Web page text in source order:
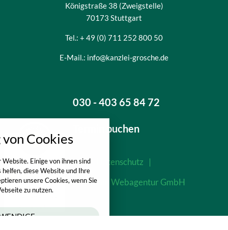
Königstraße 38 (Zweigstelle)
70173 Stuttgart
Tel.: + 49 (0) 711 252 800 50
E-Mail.: info@kanzlei-grosche.de
030 - 403 65 84 72
Termin buchen
Impressum | Datenschutz
|
Made with❤twin Webagentur GmbH
Cookies
Einige von ihnen sind
diese Website und Ihre
unsere Cookies, wenn Sie
zu nutzen.
alle verwendeten Cookies und
zu blockieren.
Notwendig
Performance
SEHR GUT
65
Authentizität
100
%
Bewertungen auf
ProvenExpert.com
Bewertungen von
1
anderen Quelle
Blick aufs ProvenExpert-Profil werfen